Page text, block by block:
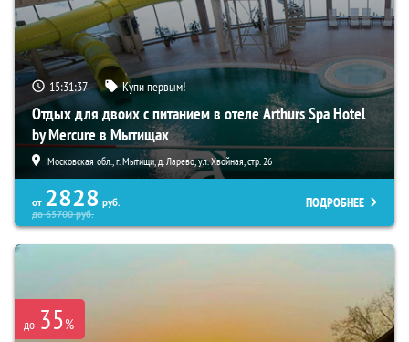
15:31:35 Купи первым!
Отдых для двоих с питанием в отеле Arthurs Spa Hotel
by Mercure в Мытищах
Московская обл., г. Мытищи, д. Ларево, ул. Хвойная, стр. 26
от 2828 руб.
до65700руб.
ПОДРОБНЕЕ
до 35%